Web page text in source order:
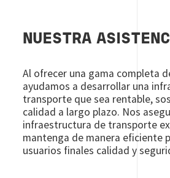
NUESTRA
Al ofrecer una gama completa
ayudamos a desarrollar una
transporte que sea rentable,
calidad a largo plazo. Nos
infraestructura de transporte
mantenga de manera eficiente
usuarios finales calidad y